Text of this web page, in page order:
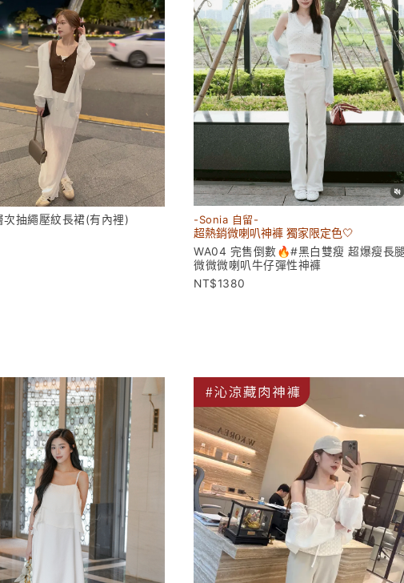
抽繩壓紋長裙(有內裡)
-Sonia 自留-
超熱銷微喇叭神褲 獨家限定色🤍
WA04 完售倒數🔥#黑白雙瘦 超爆瘦長腿
微微微喇叭牛仔彈性神褲
1380